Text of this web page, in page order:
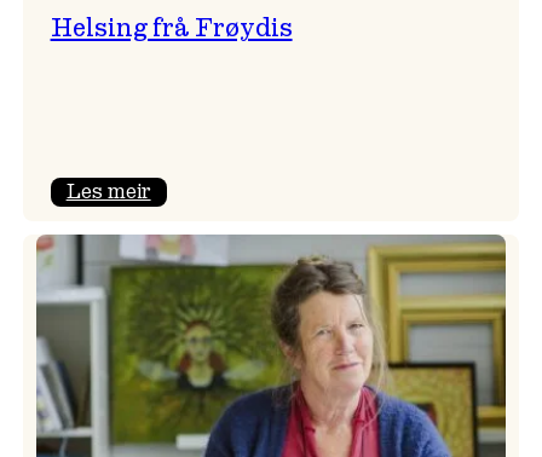
Helsing frå Frøydis
Les meir:
frå
Frøydis